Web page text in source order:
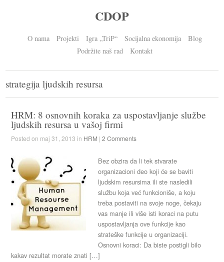
CDOP
O nama Projekti Igra „TriP“ Socijalna ekonomija
Blog
Podržite naš rad
Kontakt
strategija ljudskih resursa
HRM: 8 osnovnih koraka za uspostavljanje službe
ljudskih resursa u vašoj firmi
Posted on maj 31, 2013 in HRM | 2 Comments
Bez obzira da li tek stvarate
organizacioni deo koji će se baviti
ljudskim resursima ili ste nasledili
službu koja već funkcioniše, a koju
treba postaviti na svoje noge, čekaju
vas manje ili više isti koraci na putu
uspostavljanja ove funkcije kao
strateške funkcije u organizaciji.
Osnovni koraci: Da biste postigli bilo
kakav rezultat morate znati […]